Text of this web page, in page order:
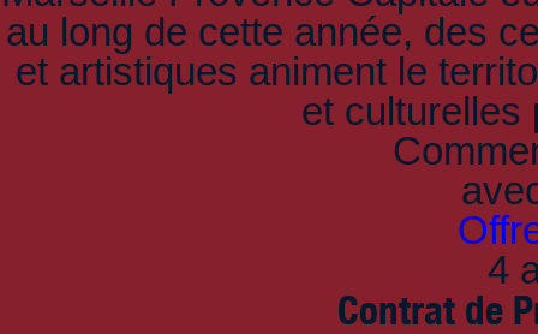
au long de cette année, des
et artistiques animent le
et
4
Contrat de